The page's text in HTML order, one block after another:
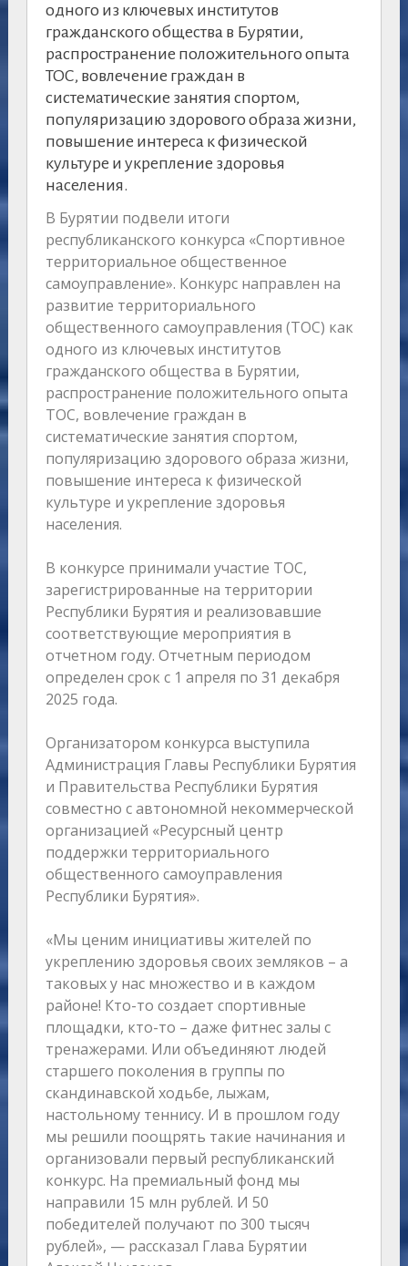
одного из ключевых институтов
гражданского общества в Бурятии,
распространение положительного опыта
ТОС, вовлечение граждан в
систематические занятия спортом,
популяризацию здорового образа жизни,
повышение интереса к физической
культуре и укрепление здоровья
населения.
В Бурятии подвели итоги
республиканского конкурса «Спортивное
территориальное общественное
самоуправление». Конкурс направлен на
развитие территориального
общественного самоуправления (ТОС) как
одного из ключевых институтов
гражданского общества в Бурятии,
распространение положительного опыта
ТОС, вовлечение граждан в
систематические занятия спортом,
популяризацию здорового образа жизни,
повышение интереса к физической
культуре и укрепление здоровья
населения.
В конкурсе принимали участие ТОС,
зарегистрированные на территории
Республики Бурятия и реализовавшие
соответствующие мероприятия в
отчетном году. Отчетным периодом
определен срок с 1 апреля по 31 декабря
2025 года.
Организатором конкурса выступила
Администрация Главы Республики Бурятия
и Правительства Республики Бурятия
совместно с автономной некоммерческой
организацией «Ресурсный центр
поддержки территориального
общественного самоуправления
Республики Бурятия».
«Мы ценим инициативы жителей по
укреплению здоровья своих земляков – а
таковых у нас множество и в каждом
районе! Кто-то создает спортивные
площадки, кто-то – даже фитнес залы с
тренажерами. Или объединяют людей
старшего поколения в группы по
скандинавской ходьбе, лыжам,
настольному теннису. И в прошлом году
мы решили поощрять такие начинания и
организовали первый республиканский
конкурс. На премиальный фонд мы
направили 15 млн рублей. И 50
победителей получают по 300 тысяч
рублей», — рассказал Глава Бурятии